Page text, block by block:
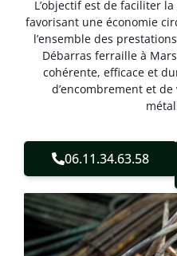
L’objectif est de faciliter
favorisant une économie
l’ensemble des
Débarras ferraille à
cohérente, efficace et
d’encombrement et
06.11.34.63.58